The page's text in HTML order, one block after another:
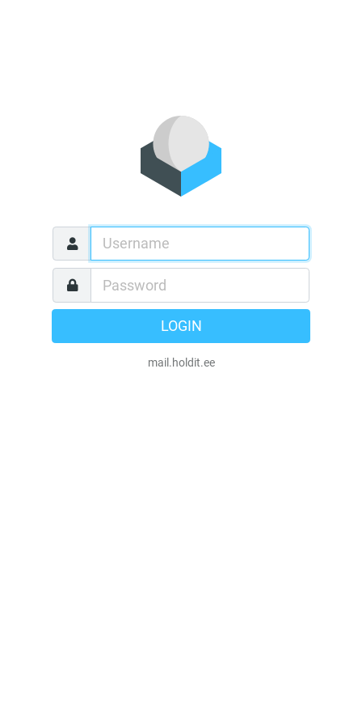
LOGIN
mail.holdit.ee